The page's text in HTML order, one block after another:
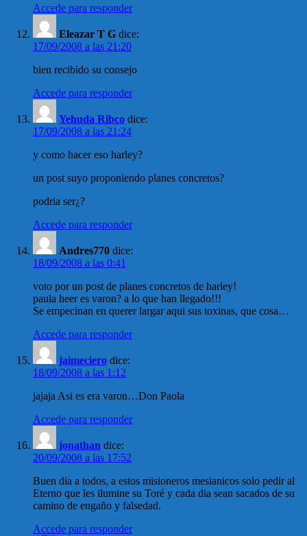
Accede para responder
Eleazar T G dice:
17/09/2008 a las 21:20
bien recibido su consejo
Accede para responder
Yehuda Ribco dice:
17/09/2008 a las 21:24
y como hacer eso harley?
un post suyo proponiendo planes concretos?
podria ser¿?
Accede para responder
Andres770 dice:
18/09/2008 a las 0:41
voto por un post de planes concretos de harley!
paula heer es varon? a lo que han llegado!!!
Se empecinan en querer largar aqui sus toxinas, que cosa…
Accede para responder
jaimeciero dice:
18/09/2008 a las 1:12
jajaja Asi es era varon…Don Paola
Accede para responder
jonathan dice:
20/09/2008 a las 17:52
Buen dia a todos, a estos misioneros mesianicos solo pedir al
Eterno que les ilumine su Toré y cada dia sean sacados de su
camino de engaño y falsedad.
Accede para responder